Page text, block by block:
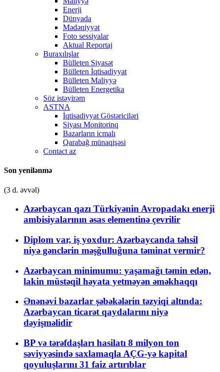
Enerji
Dünyada
Mədəniyyət
Foto sessiyalar
Aktual Reportaj
Buraxılışlar
Bülleten Siyasət
Bülleten İqtisadiyyat
Bülleten Maliyyə
Bülleten Energetika
Söz istəyirəm
ASTNA
İqtisadiyyat Göstəriciləri
Siyası Monitorinq
Bazarların icmalı
Qarabağ münaqişəsi
Contact az
Son yenilənmə
(3 d. əvvəl)
Azərbaycan qazı Türkiyənin Avropadakı enerji
ambisiyalarının əsas elementinə çevrilir
Diplom var, iş yoxdur: Azərbaycanda təhsil
niyə gənclərin məşğulluğuna təminat vermir?
Azərbaycan minimumu: yaşamağı təmin edən,
lakin müstəqil həyata yetməyən əməkhaqqı
Ənənəvi bazarlar şəbəkələrin təzyiqi altında:
Azərbaycan ticarət qaydalarını niyə
dəyişməlidir
BP və tərəfdaşları hasilatı 8 milyon ton
səviyyəsində saxlamaqla AÇG-yə kapital
qoyuluşlarını 31 faiz artırıblar